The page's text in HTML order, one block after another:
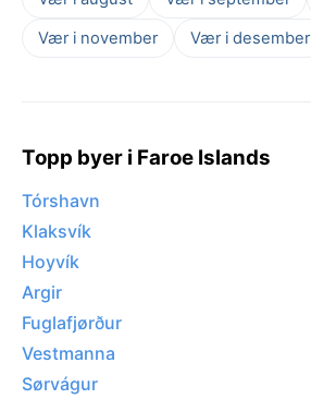
Vær i november
Vær i desember
Topp byer i Faroe Islands
Tórshavn
Klaksvík
Hoyvík
Argir
Fuglafjørður
Vestmanna
Sørvágur